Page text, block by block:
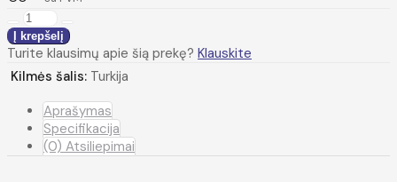
Turite klausimų apie šią prekę? Klauskite
Kilmės šalis: Turkija
Aprašymas
Specifikacija
(0) Atsiliepimai